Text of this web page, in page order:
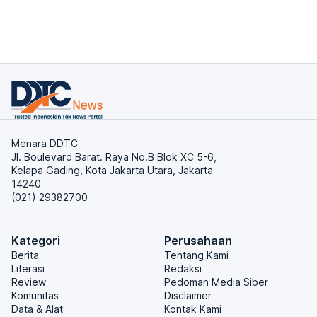
Menara DDTC
Jl. Boulevard Barat. Raya No.B Blok XC 5-6,
Kelapa Gading, Kota Jakarta Utara, Jakarta
14240
(021) 29382700
Kategori
Berita
Literasi
Review
Komunitas
Data & Alat
Perusahaan
Tentang Kami
Redaksi
Pedoman Media Siber
Disclaimer
Kontak Kami